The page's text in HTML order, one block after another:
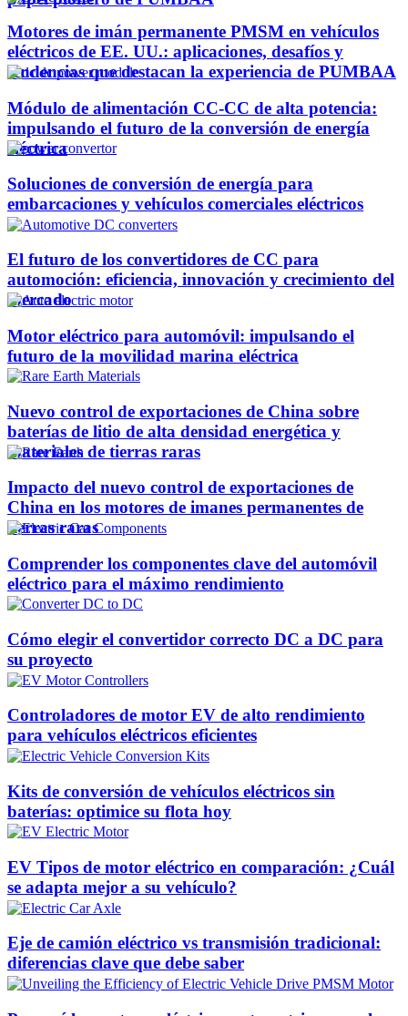
Motores de imán permanente PMSM en vehículos
eléctricos de EE. UU.: aplicaciones, desafíos y
tendencias que destacan la experiencia de PUMBAA
Módulo de alimentación CC-CC de alta potencia:
impulsando el futuro de la conversión de energía
eléctrica
Soluciones de conversión de energía para
embarcaciones y vehículos comerciales eléctricos
El futuro de los convertidores de CC para
automoción: eficiencia, innovación y crecimiento del
mercado
Motor eléctrico para automóvil: impulsando el
futuro de la movilidad marina eléctrica
Nuevo control de exportaciones de China sobre
baterías de litio de alta densidad energética y
materiales de tierras raras
Impacto del nuevo control de exportaciones de
China en los motores de imanes permanentes de
tierras raras
Comprender los componentes clave del automóvil
eléctrico para el máximo rendimiento
Cómo elegir el convertidor correcto DC a DC para
su proyecto
Controladores de motor EV de alto rendimiento
para vehículos eléctricos eficientes
Kits de conversión de vehículos eléctricos sin
baterías: optimice su flota hoy
EV Tipos de motor eléctrico en comparación: ¿Cuál
se adapta mejor a su vehículo?
Eje de camión eléctrico vs transmisión tradicional:
diferencias clave que debe saber